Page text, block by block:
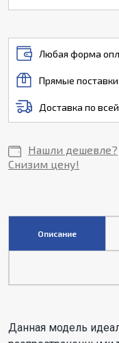
Любая форма
Прямые
Доставка по
Нашли дешевле?
Снизим цену!
Описание
Данная модель